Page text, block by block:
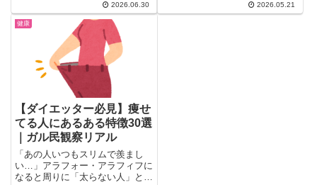
とし穴・更年期の代謝変化・腸内
細菌の影響まで徹底解説。ダイエ
ットに悩む30〜50代女性に刺さ
るリアルな声が満載です。
2026.06.30
返らせる食事習慣まで、ガル民の
2026.05.21
健康
【ダイエッター必見】痩せ
てる人にあるある特徴30選
｜ガル民観察リアル
「あの人いつもスリムで羨まし
い…」アラフォー・アラフィフに
なると周りに「太らない人」と